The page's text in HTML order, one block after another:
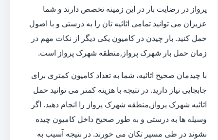
پرواز در رضایت بار در این زمینه تخصص دارند و شما
عزیزان می توانید تمامی اثاثیه تان را به درستی و با اصول
حمل کنید. بار چیدن در کامیون یکی دیگر از نکات مهم در
زمان حمل بار شهرک پرواز,منطقه شهرک پرواز است.
با چیدمان صحیح اثاثیه، شما به تعداد کامیون کمتری برای
جابجایی نیاز دارید. در نتیجه با هزینه کمتر می توانید حمل
اثاثیه شهرک پرواز,منطقه شهرک پرواز را انجام دهید. اگر
وسیله ها به درستی و به طور صحیح داخل کامیون چیده
نشوند در طی مسیر تکان می خورند. در نتیجه آسیب به